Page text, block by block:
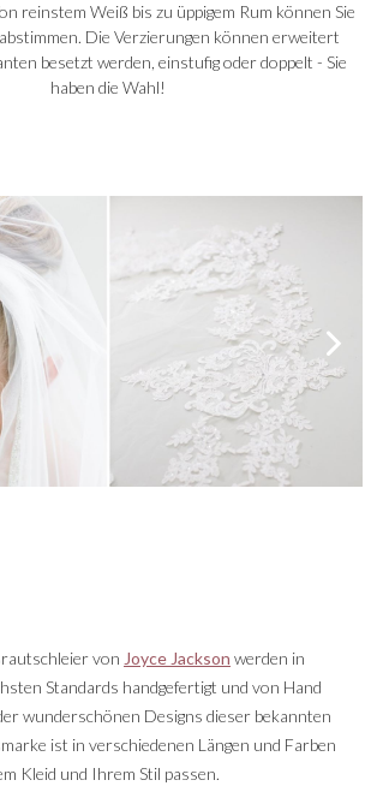
reinstem Weiß bis zu üppigem Rum können Sie
Die Verzierungen können erweitert
besetzt werden, einstufig oder doppelt - Sie
haben die Wahl!
von Joyce Jackson werden in
Standards handgefertigt und von Hand
wunderschönen Designs dieser bekannten
ist in verschiedenen Längen und Farben
Kleid und Ihrem Stil passen.